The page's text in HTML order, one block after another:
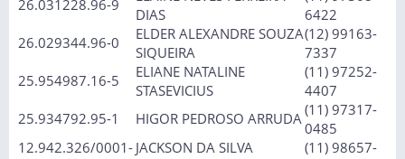
26.031228.96-9
DIAS
6422
26.029344.96-0
ELDER ALEXANDRE SOUZA
SIQUEIRA
(12) 99163-
7337
25.954987.16-5
ELIANE NATALINE
STASEVICIUS
(11) 97252-
4407
25.934792.95-1
HIGOR PEDROSO ARRUDA (11) 97317-
0485
12.942.326/0001- JACKSON DA SILVA
(11) 98657-